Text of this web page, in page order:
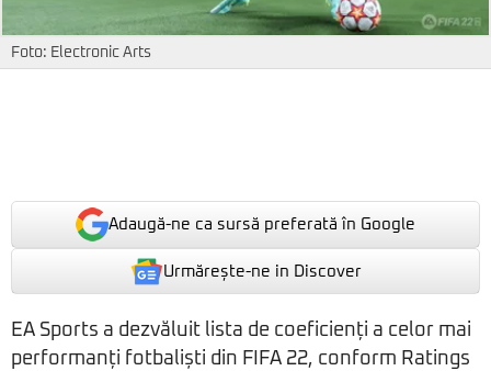
Foto: Electronic Arts
Adaugă-ne ca sursă preferată în Google
Urmărește-ne in Discover
EA Sports a dezvăluit lista de coeficienți a celor mai
performanți fotbaliști din FIFA 22, conform Ratings